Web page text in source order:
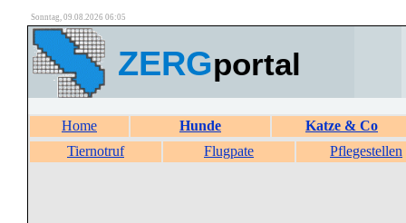
Sonntag, 09.08.2026 06:05
ZERGportal
Home Hunde
Katze & Co
Tiernotruf
Flugpate Pflegestellen